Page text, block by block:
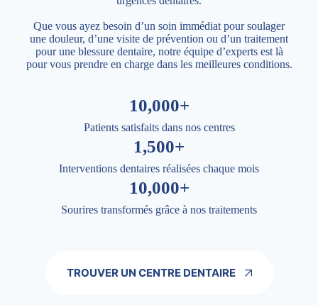
Que vous ayez besoin d’un soin immédiat pour soulager
une douleur, d’une visite de prévention ou d’un traitement
pour une blessure dentaire, notre équipe d’experts est là
pour vous prendre en charge dans les meilleures conditions.
10,000+
Patients satisfaits dans nos centres
1,500+
Interventions dentaires réalisées chaque mois
10,000+
Sourires transformés grâce à nos traitements
TROUVER UN CENTRE DENTAIRE